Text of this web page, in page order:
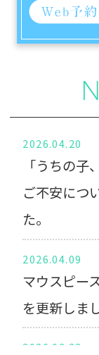
2026.04.20
「うちの
ご不安につ
た。
2026.04.09
マウスピー
を更新しま
2026.03.23